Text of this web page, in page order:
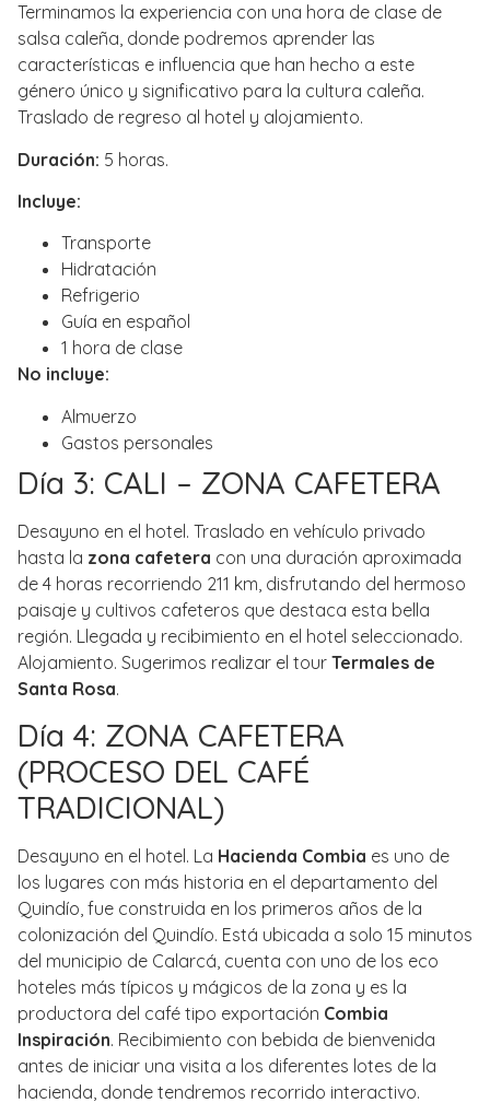
Terminamos la experiencia con una hora de clase de
salsa caleña, donde podremos aprender las
características e influencia que han hecho a este
género único y significativo para la cultura caleña.
Traslado de regreso al hotel y alojamiento.
Duración: 5 horas.
Incluye:
Transporte
Hidratación
Refrigerio
Guía en español
1 hora de clase
No incluye:
Almuerzo
Gastos personales
Día 3: CALI – ZONA CAFETERA
Desayuno en el hotel. Traslado en vehículo privado
hasta la zona cafetera con una duración aproximada
de 4 horas recorriendo 211 km, disfrutando del hermoso
paisaje y cultivos cafeteros que destaca esta bella
región. Llegada y recibimiento en el hotel seleccionado.
Alojamiento. Sugerimos realizar el tour Termales de
Santa Rosa.
Día 4: ZONA CAFETERA
(PROCESO DEL CAFÉ
TRADICIONAL)
Desayuno en el hotel. La Hacienda Combia es uno de
los lugares con más historia en el departamento del
Quindío, fue construida en los primeros años de la
colonización del Quindío. Está ubicada a solo 15 minutos
del municipio de Calarcá, cuenta con uno de los eco
hoteles más típicos y mágicos de la zona y es la
productora del café tipo exportación Combia
Inspiración. Recibimiento con bebida de bienvenida
antes de iniciar una visita a los diferentes lotes de la
hacienda, donde tendremos recorrido interactivo.